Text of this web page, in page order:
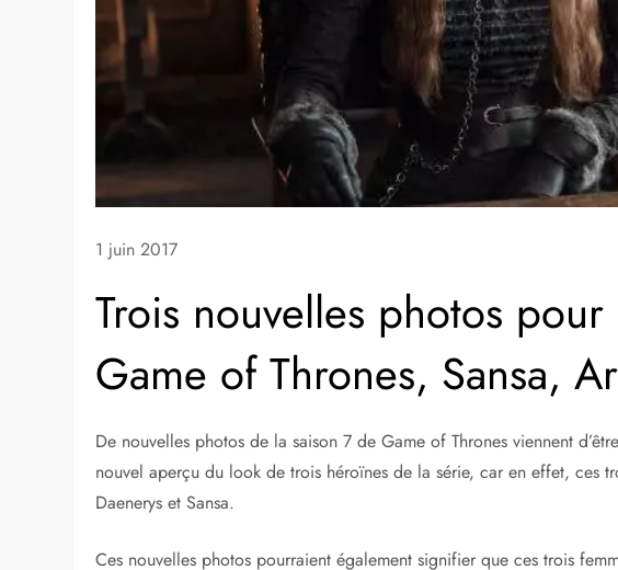
1 juin 2017
Trois nouvelles photos
Game of Thrones, Sansa,
De nouvelles photos de la saison 7 de Game of Thrones viennent
nouvel aperçu du look de trois héroïnes de la série, car en effet, ces
Daenerys et Sansa.
Ces nouvelles photos pourraient également signifier que ces trois